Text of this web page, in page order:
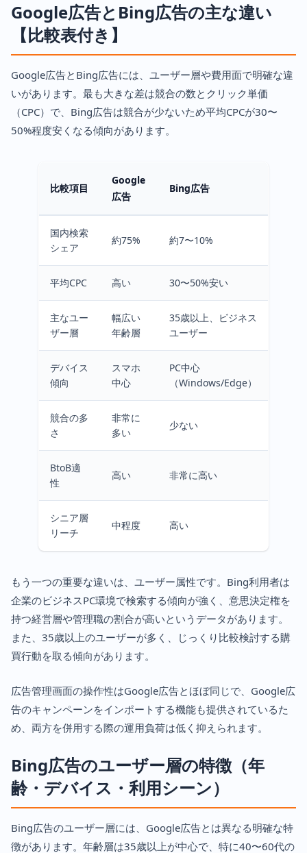
Google広告とBing広告の主な違い
【比較表付き】
Google広告とBing広告には、ユーザー層や費用面で明確な違
いがあります。最も大きな差は競合の数とクリック単価
（CPC）で、Bing広告は競合が少ないため平均CPCが30〜
50%程度安くなる傾向があります。
比較項目
Google
広告
Bing広告
国内検索
シェア
約75% 約7〜10%
平均CPC 高い 30〜50%安い
主なユー
ザー層
幅広い
年齢層
35歳以上、ビジネス
ユーザー
デバイス
傾向
スマホ
中心
PC中心
（Windows/Edge）
競合の多
さ
非常に
多い
少ない
BtoB適
性
高い 非常に高い
シニア層
リーチ
中程度 高い
もう一つの重要な違いは、ユーザー属性です。Bing利用者は
企業のビジネスPC環境で検索する傾向が強く、意思決定権を
持つ経営層や管理職の割合が高いというデータがあります。
また、35歳以上のユーザーが多く、じっくり比較検討する購
買行動を取る傾向があります。
広告管理画面の操作性はGoogle広告とほぼ同じで、Google広
告のキャンペーンをインポートする機能も提供されているた
め、両方を併用する際の運用負荷は低く抑えられます。
Bing広告のユーザー層の特徴（年
齢・デバイス・利用シーン）
Bing広告のユーザー層には、Google広告とは異なる明確な特
徴があります。年齢層は35歳以上が中心で、特に40〜60代の